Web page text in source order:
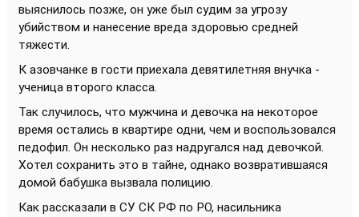
выяснилось позже, он уже был судим за угрозу
убийством и нанесение вреда здоровью средней
тяжести.
К азовчанке в гости приехала девятилетняя внучка -
ученица второго класса.
Так случилось, что мужчина и девочка на некоторое
время остались в квартире одни, чем и воспользовался
педофил. Он несколько раз надругался над девочкой.
Хотел сохранить это в тайне, однако возвратившаяся
домой бабушка вызвала полицию.
Как рассказали в СУ СК РФ по РО, насильника